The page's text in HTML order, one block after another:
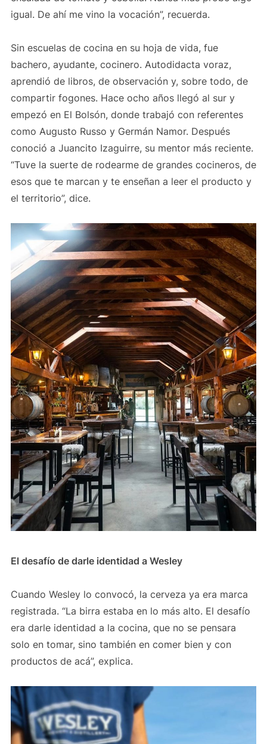
igual. De ahí me vino la vocación”, recuerda.
Sin escuelas de cocina en su hoja de vida, fue
bachero, ayudante, cocinero. Autodidacta voraz,
aprendió de libros, de observación y, sobre todo, de
compartir fogones. Hace ocho años llegó al sur y
empezó en El Bolsón, donde trabajó con referentes
como Augusto Russo y Germán Namor. Después
conoció a Juancito Izaguirre, su mentor más reciente.
“Tuve la suerte de rodearme de grandes cocineros, de
esos que te marcan y te enseñan a leer el producto y
el territorio”, dice.
El desafío de darle identidad a Wesley
Cuando Wesley lo convocó, la cerveza ya era marca
registrada. “La birra estaba en lo más alto. El desafío
era darle identidad a la cocina, que no se pensara
solo en tomar, sino también en comer bien y con
productos de acá”, explica.